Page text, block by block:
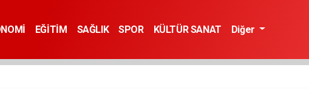
EĞİTİM SAĞLIK SPOR KÜLTÜR SANAT Diğer